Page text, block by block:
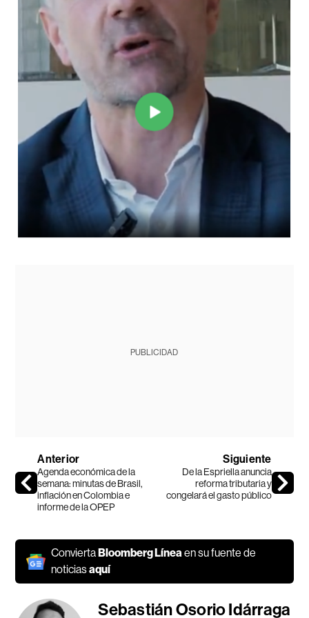
PUBLICIDAD
Anterior
Agenda económica de la
semana: minutas de Brasil,
inflación en Colombia e
informe de la OPEP
Siguiente
De la Espriella anuncia
reforma tributaria y
congelará el gasto público
Convierta Bloomberg Líneaen su fuente de
noticiasaquí
Sebastián Osorio Idárraga